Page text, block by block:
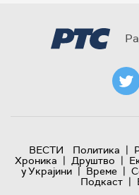
ВЕСТИ Политика |
Хроника | Друштво |
у Украјини | Време |
Подкаст |